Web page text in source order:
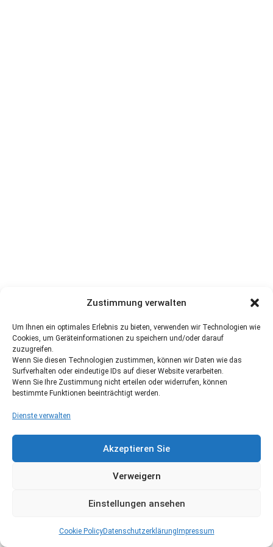
Zustimmung verwalten
Um Ihnen ein optimales Erlebnis zu bieten, verwenden wir Technologien wie
Cookies, um Geräteinformationen zu speichern und/oder darauf
zuzugreifen.
Wenn Sie diesen Technologien zustimmen, können wir Daten wie das
Surfverhalten oder eindeutige IDs auf dieser Website verarbeiten.
Wenn Sie Ihre Zustimmung nicht erteilen oder widerrufen, können
bestimmte Funktionen beeinträchtigt werden.
Dienste verwalten
Akzeptieren Sie
Verweigern
Einstellungen ansehen
Cookie PolicyDatenschutzerklärung Impressum